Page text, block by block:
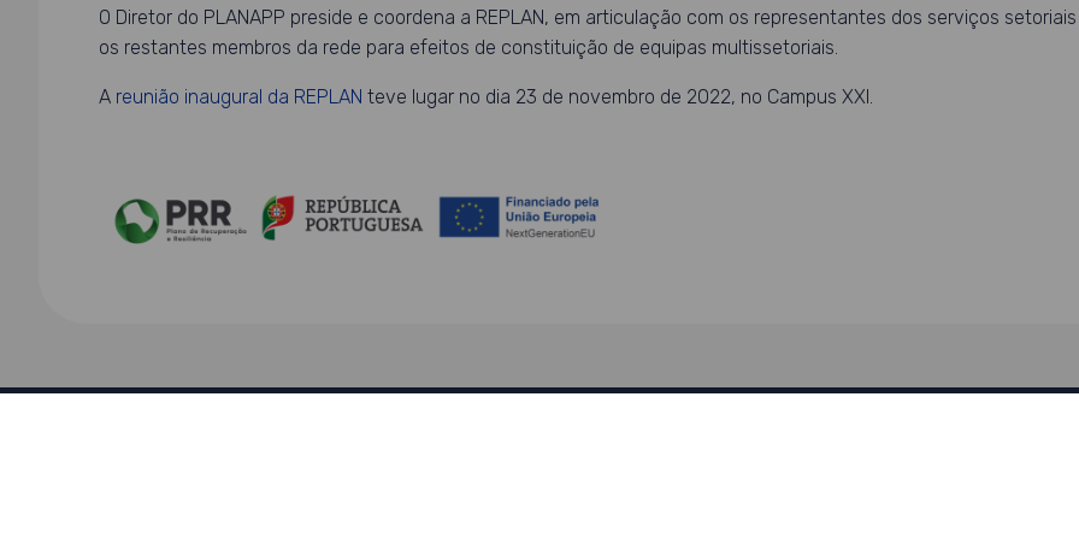
O Diretor do PLANAPP preside e coordena a REPLAN, em articulação com os representantes dos serviços
os restantes membros da rede para efeitos de constituição de equipas multissetoriais.
A reunião inaugural da REPLAN teve lugar no dia 23 de novembro de 2022, no Campus XXI.